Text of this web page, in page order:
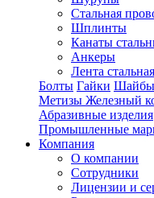
Стальная
Шплинты
Канаты
Анкеры
Лента
Болты Гайки Шайбы
Метизы Железный
Абразивные изделия
Промышленные
Компания
О компании
Сотрудники
Лицензии и